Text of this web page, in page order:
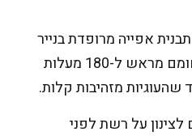
אפייה מרופדת בנייר
אפייה. אופים בתנור שחומם מראש ל-180 מעלות
לצינון על רשת לפני